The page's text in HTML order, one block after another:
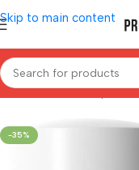
Skip to main content
Home/
-35%